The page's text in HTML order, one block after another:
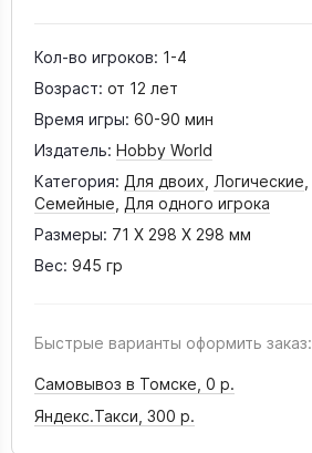
Кол-во игроков: 1-4
Возраст: от 12 лет
Время игры: 60-90 мин
Издатель: Hobby World
Категория: Для двоих Логические
Семейные Для одного игрока
Размеры: 71 X 298 X 298 мм
Вес: 945 гр
Быстрые варианты оформить заказ:
Самовывоз в Томске, 0 р.
Яндекс.Такси, 300 р.